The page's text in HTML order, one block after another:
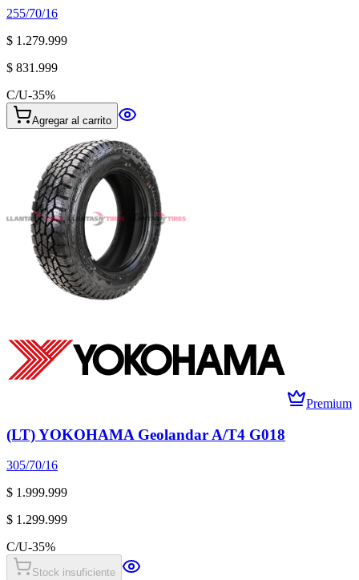
255/70/16
$ 1.279.999
$ 831.999
C/U-35%
Agregar al carrito
Premium
(LT) YOKOHAMA Geolandar A/T4 G018
305/70/16
$ 1.999.999
$ 1.299.999
C/U-35%
Stock insuficiente